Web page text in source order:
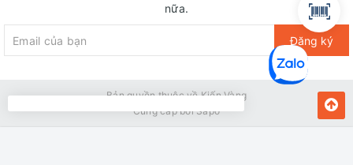
nữa.
Đăng ký
Bản quyền thuộc về Kiến Vàng
Cung cấp bởiSapo